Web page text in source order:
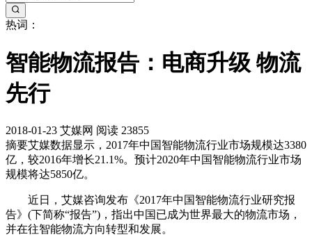
热词：
智能物流报告：电商升级 物流
先行
2018-01-23 艾媒网 阅读 23855
摘要艾媒数据显示，2017年中国智能物流行业市场规模达3380
亿，较2016年增长21.1%。预计2020年中国智能物流行业市场
规模将达5850亿。
近日，艾媒咨询发布《2017年中国智能物流行业研究报
告》(下简称“报告”)，指出中国已成为世界最大的物流市场，
并在往智能物流方向转型和发展。